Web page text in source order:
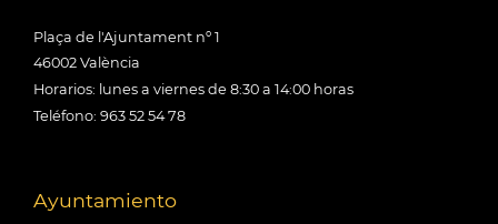
Plaça de l'Ajuntament nº 1
46002 València
Horarios: lunes a viernes de 8:30 a 14:00 horas
Teléfono: 963 52 54 78
Ayuntamiento